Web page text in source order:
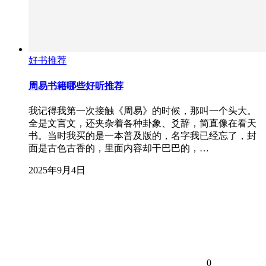
好书推荐
周易书籍哪些好听推荐
我记得我第一次接触《周易》的时候，那叫一个头大。
全是文言文，还夹杂着各种卦象、爻辞，简直像在看天
书。当时我买的是一本普及版的，名字我已经忘了，封
面是古色古香的，里面内容却干巴巴的，…
2025年9月4日
0